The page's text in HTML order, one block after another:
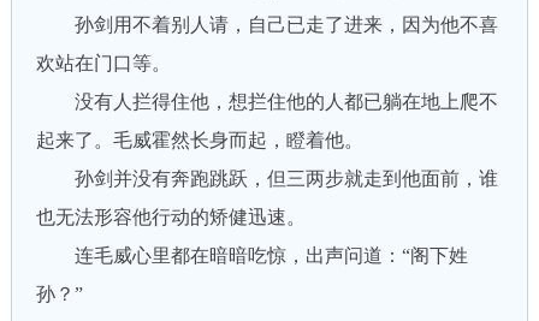
孙剑用不着别人请，自己已走了进来，因为他不喜
欢站在门口等。
没有人拦得住他，想拦住他的人都已躺在地上爬不
起来了。毛威霍然长身而起，瞪着他。
孙剑并没有奔跑跳跃，但三两步就走到他面前，谁
也无法形容他行动的矫健迅速。
连毛威心里都在暗暗吃惊，出声问道：“阁下姓
孙？”